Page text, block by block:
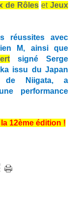
de Rôles etJeux
réussites avec
M, ainsi que
signé Serge
issu duJapan
de Niigata, a
performance
12ème édition !